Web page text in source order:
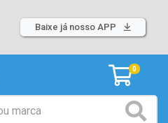
Baixe já nosso APP
0